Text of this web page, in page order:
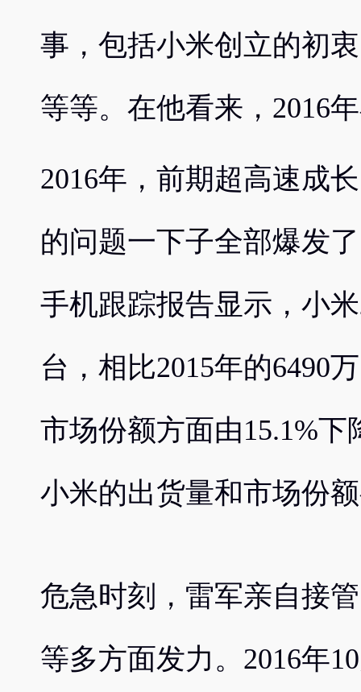
事，包括小米创立的初
等等。在他看来，2016
2016年，前期超高速成
的问题一下子全部爆发
手机跟踪报告显示，小
台，相比2015年的6490
市场份额方面由15.1%
小米的出货量和市场份
危急时刻，雷军亲自接
等多方面发力。2016年